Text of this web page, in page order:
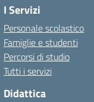
I Servizi
Personale scolastico
Famiglie e studenti
Percorsi di studio
Tutti i servizi
Didattica